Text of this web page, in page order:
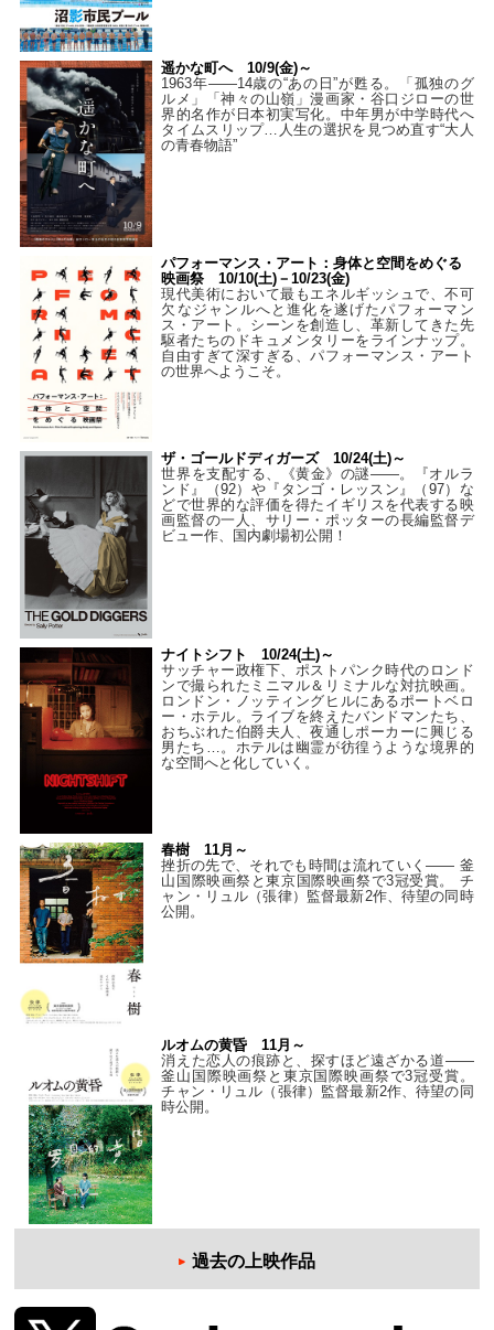
遥かな町へ 10/9(金)～
1963年――14歳の“あの日”が甦る。「孤独のグ
ルメ」「神々の山嶺」漫画家・谷口ジローの世
界的名作が日本初実写化。中年男が中学時代へ
タイムスリップ…人生の選択を見つめ直す“大人
の青春物語”
パフォーマンス・アート：身体と空間をめぐる
映画祭 10/10(土)－10/23(金)
現代美術において最もエネルギッシュで、不可
欠なジャンルへと進化を遂げたパフォーマン
ス・アート。シーンを創造し、革新してきた先
駆者たちのドキュメンタリーをラインナップ。
自由すぎて深すぎる、パフォーマンス・アート
の世界へようこそ。
ザ・ゴールドディガーズ 10/24(土)～
世界を支配する、《黄金》の謎――。『オルラ
ンド』（92）や『タンゴ・レッスン』（97）な
どで世界的な評価を得たイギリスを代表する映
画監督の一人、サリー・ポッターの長編監督デ
ビュー作、国内劇場初公開！
ナイトシフト 10/24(土)～
サッチャー政権下、ポストパンク時代のロンド
ンで撮られたミニマル＆リミナルな対抗映画。
ロンドン・ノッティングヒルにあるポートベロ
ー・ホテル。ライブを終えたバンドマンたち、
おちぶれた伯爵夫人、夜通しポーカーに興じる
男たち…。ホテルは幽霊が彷徨うような境界的
な空間へと化していく。
春樹 11月～
挫折の先で、それでも時間は流れていく—— 釜
山国際映画祭と東京国際映画祭で3冠受賞。 チ
ャン・リュル（張律）監督最新2作、待望の同時
公開。
ルオムの黄昏 11月～
消えた恋人の痕跡と、探すほど遠ざかる道——
釜山国際映画祭と東京国際映画祭で3冠受賞。
チャン・リュル（張律）監督最新2作、待望の同
時公開。
過去の上映作品